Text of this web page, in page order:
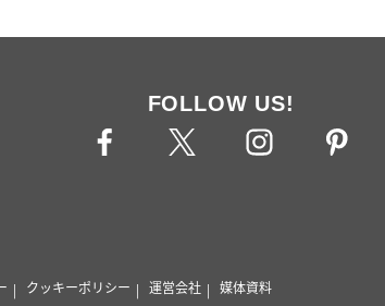
FOLLOW US!
クッキーポリシー 運営会社 媒体資料